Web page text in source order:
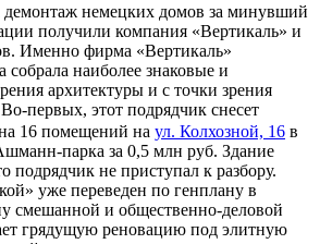
демонтаж немецких домов за минувший
получили компания «Вертикаль» и
Именно фирма «Вертикаль»
наиболее знаковые и
архитектуры и с точки зрения
первых, этот подрядчик снесет
16 помещений на ул. Колхозной, 16 в
парка за 0,5 млн руб. Здание
подрядчик не приступал к разбору.
уже переведен по генплану в
смешанной и общественно-деловой
грядущую реновацию под элитную